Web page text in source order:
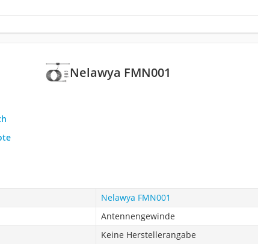
Nelawya FMN001
Nelawya FMN001
Antennengewinde
Keine Herstellerangabe